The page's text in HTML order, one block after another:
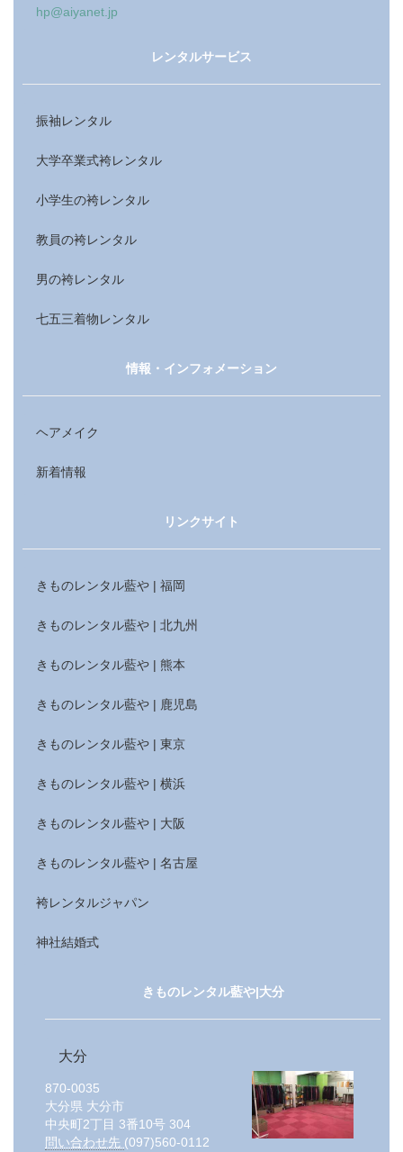
hp@aiyanet.jp
レンタルサービス
振袖レンタル
大学卒業式袴レンタル
小学生の袴レンタル
教員の袴レンタル
男の袴レンタル
七五三着物レンタル
情報・インフォメーション
ヘアメイク
新着情報
リンクサイト
きものレンタル藍や | 福岡
きものレンタル藍や | 北九州
きものレンタル藍や | 熊本
きものレンタル藍や | 鹿児島
きものレンタル藍や | 東京
きものレンタル藍や | 横浜
きものレンタル藍や | 大阪
きものレンタル藍や | 名古屋
袴レンタルジャパン
神社結婚式
きものレンタル藍や|大分
大分
870-0035
大分県 大分市
中央町2丁目 3番10号 304
問い合わせ先 (097)560-0112